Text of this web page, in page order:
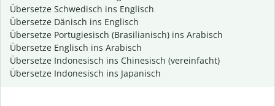
Übersetze Schwedisch ins Englisch
Übersetze Dänisch ins Englisch
Übersetze Portugiesisch (Brasilianisch) ins Arabisch
Übersetze Englisch ins Arabisch
Übersetze Indonesisch ins Chinesisch (vereinfacht)
Übersetze Indonesisch ins Japanisch